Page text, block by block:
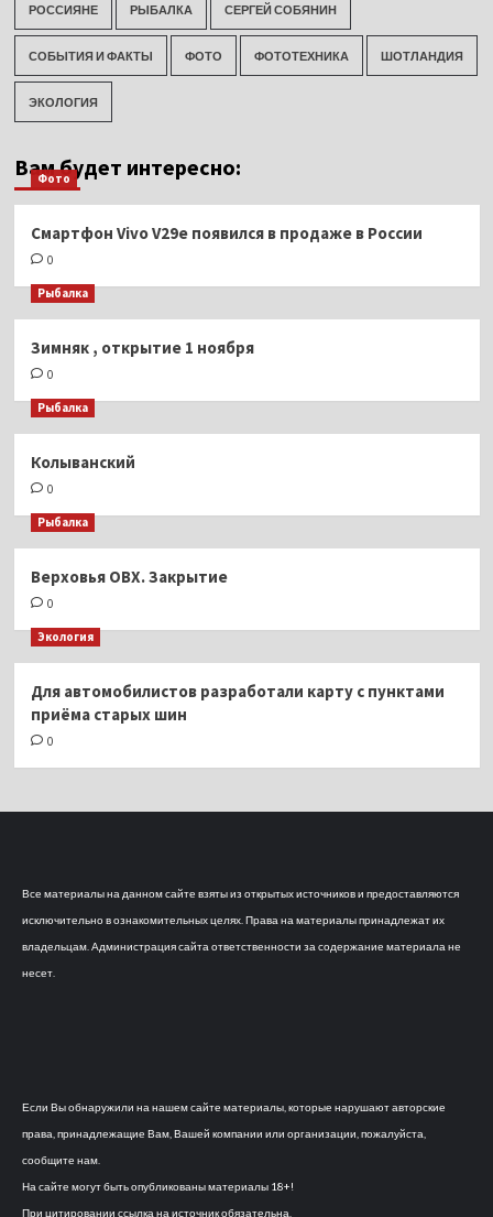
РОССИЯНЕ РЫБАЛКА СЕРГЕЙ СОБЯНИН
СОБЫТИЯ И ФАКТЫ ФОТО ФОТОТЕХНИКА ШОТЛАНДИЯ
ЭКОЛОГИЯ
Вам будет интересно:
Фото
Смартфон Vivo V29e появился в продаже в России
0
Рыбалка
Зимняк , открытие 1 ноября
0
Рыбалка
Колыванский
0
Рыбалка
Верховья ОВХ. Закрытие
0
Экология
Для автомобилистов разработали карту с пунктами
приёма старых шин
0
Все материалы на данном сайте взяты из открытых источников и предоставляются
исключительно в ознакомительных целях. Права на материалы принадлежат их
владельцам. Администрация сайта ответственности за содержание материала не
несет.
Если Вы обнаружили на нашем сайте материалы, которые нарушают авторские
права, принадлежащие Вам, Вашей компании или организации, пожалуйста,
сообщите нам.
На сайте могут быть опубликованы материалы 18+!
При цитировании ссылка на источник обязательна.